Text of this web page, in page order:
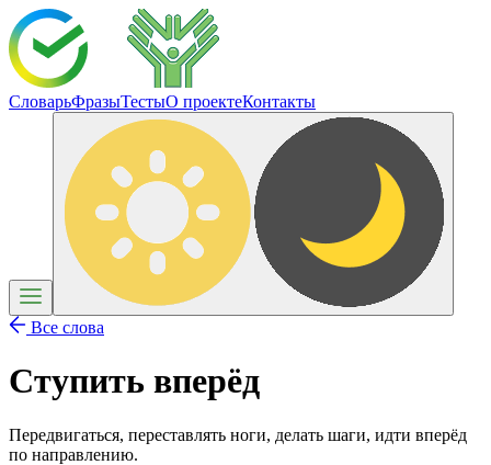
СловарьФразыТестыО проектеКонтакты
Все слова
Ступить вперёд
Передвигаться, переставлять ноги, делать шаги, идти вперёд
по направлению.